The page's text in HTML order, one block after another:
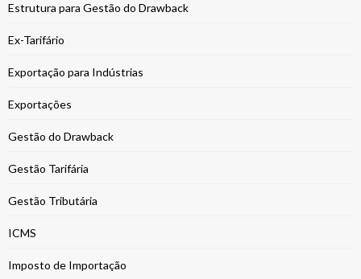
Estrutura para Gestão do Drawback
Ex-Tarifário
Exportação para Indústrias
Exportações
Gestão do Drawback
Gestão Tarifária
Gestão Tributária
ICMS
Imposto de Importação